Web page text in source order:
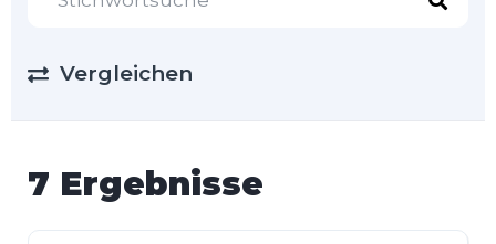
Vergleichen
7 Ergebnisse